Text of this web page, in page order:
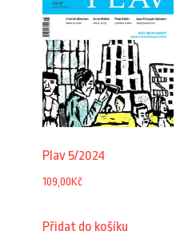
Plav 5/2024
109,00Kč
Přidat do košíku